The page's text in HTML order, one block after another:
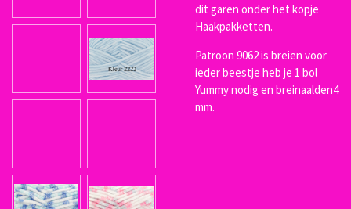
dit garen onder het kopje
Haakpakketten.
Patroon 9062 is breien voor
ieder beestje heb je 1 bol
Yummy nodig en breinaalden4
mm.